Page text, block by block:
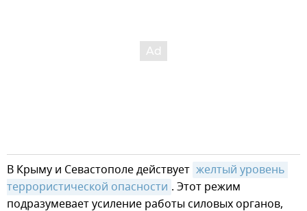
В Крыму и Севастополе действует желтый уровень
террористической опасности . Этот режим
подразумевает усиление работы силовых органов,